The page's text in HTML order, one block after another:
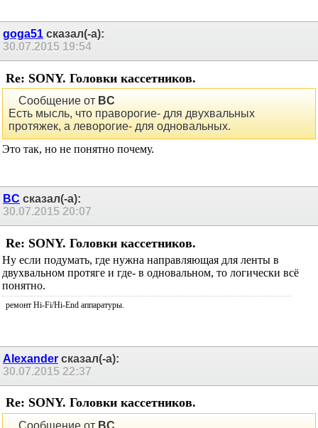
goga51сказал(-а):
30.07.2015
Re: SONY. Головки кассетников.
Сообщение отBC
Есть мысль, что праворогие- для двухвальных
протяжек, а леворогие- для одновальных.
Это так, но не понятно почему.
BCсказал(-а):
30.07.2015 20:07
Re: SONY. Головки кассетников.
Ну если подумать, где нужна направляющая для ленты в
двухвальном протяге и где- в одновальном, то логически всё
понятно.
ремонт Hi-Fi/Hi-End аппаратуры.
Alexander сказал(-а):
30.07.2015 22:37
Re: SONY. Головки кассетников.